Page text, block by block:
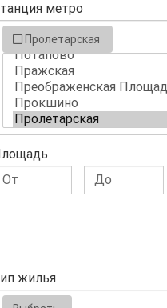
метро
Пролетарская
жилья